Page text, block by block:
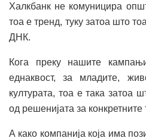
Халкбанк не комуницира
тоа е тренд, туку затоа што
ДНК.
Кога преку нашите
еднаквост, за младите,
културата, тоа е така затоа
од решенијата за конкретните
А како компанија која има